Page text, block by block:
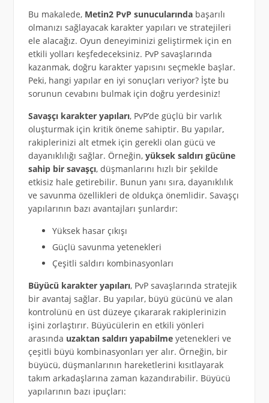
Bu makalede, Metin2 PvP sunucularındabaşarılı
olmanızı sağlayacak karakter yapıları ve stratejileri
ele alacağız. Oyun deneyiminizi geliştirmek için en
etkili yolları keşfedeceksiniz. PvP savaşlarında
kazanmak, doğru karakter yapısını seçmekle başlar.
Peki, hangi yapılar en iyi sonuçları veriyor? İşte bu
sorunun cevabını bulmak için doğru yerdesiniz!
Savaşçı karakter yapıları, PvP’de güçlü bir varlık
oluşturmak için kritik öneme sahiptir. Bu yapılar,
rakiplerinizi alt etmek için gerekli olan gücü ve
dayanıklılığı sağlar. Örneğin, yüksek saldırı gücüne
sahip bir savaşçı, düşmanlarını hızlı bir şekilde
etkisiz hale getirebilir. Bunun yanı sıra, dayanıklılık
ve savunma özellikleri de oldukça önemlidir. Savaşçı
yapılarının bazı avantajları şunlardır:
Yüksek hasar çıkışı
Güçlü savunma yetenekleri
Çeşitli saldırı kombinasyonları
Büyücü karakter yapıları, PvP savaşlarında stratejik
bir avantaj sağlar. Bu yapılar, büyü gücünü ve alan
kontrolünü en üst düzeye çıkararak rakiplerinizin
işini zorlaştırır. Büyücülerin en etkili yönleri
arasında uzaktan saldırı yapabilmeyetenekleri ve
çeşitli büyü kombinasyonları yer alır. Örneğin, bir
büyücü, düşmanlarının hareketlerini kısıtlayarak
takım arkadaşlarına zaman kazandırabilir. Büyücü
yapılarının bazı ipuçları: